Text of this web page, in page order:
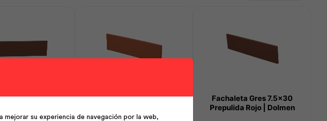
Gres Rústico Nor
Fachaleta Gres 7.5×30 Rojo
Fachaleta Gres 7.5×30
Prepulida Rojo | Dolmen
mejorar su experiencia de navegación por la web,